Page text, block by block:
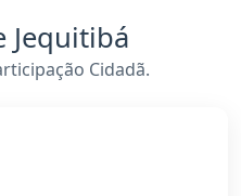
Jequitibá
Cidadã.